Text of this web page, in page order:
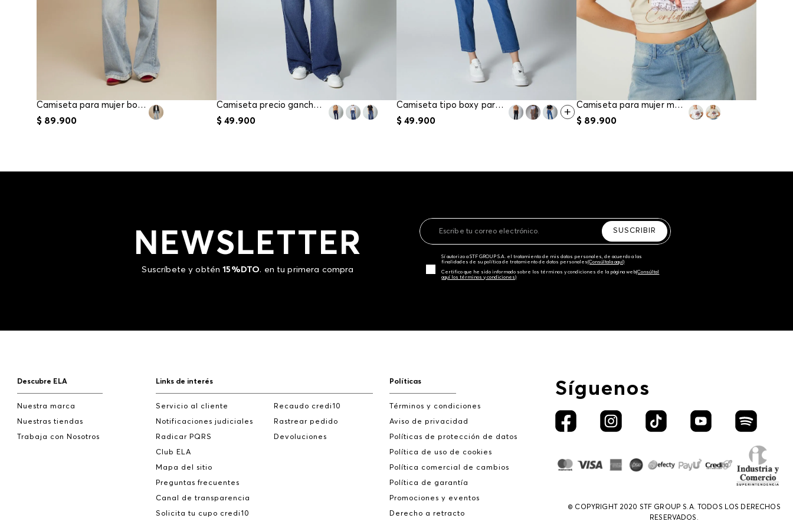
Camiseta para mujer bordada
$ 89.900
Camiseta precio gancho para mujer
$ 49.900
Camiseta tipo boxy para mujer
$ 49.900
Camiseta para mujer manga corta
$ 89.900
NEWSLETTER
Suscríbete y obtén15%DTO. en tu primera compra
SUSCRIBIR
Sí autorizo a STF GROUP S.A. el tratamiento de mis datos personales, de acuerdo a las
finalidades de su política de tratamiento de datos personales‎(Consúltala aquí)
Certifico que he sido informado sobre los términos y condiciones de la página web‎(Consúltal
aquí los términos y condiciones)
Síguenos
© COPYRIGHT 2020 STF GROUP S.A. TODOS LOS DERECHOS
RESERVADOS.
Descubre ELA
Nuestra marca
Nuestras tiendas
Trabaja con Nosotros
Links de interés
Servicio al cliente
Notificaciones judiciales
Radicar PQRS
Club ELA
Mapa del sitio
Preguntas frecuentes
Canal de transparencia
Solicita tu cupo credi10
Recaudo credi10
Rastrear pedido
Devoluciones
Políticas
Términos y condiciones
Aviso de privacidad
Políticas de protección de datos
Política de uso de cookies
Política comercial de cambios
Política de garantía
Promociones y eventos
Derecho a retracto